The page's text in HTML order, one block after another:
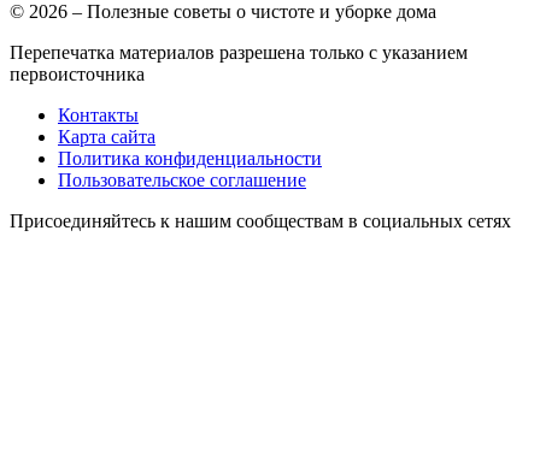
© 2026 – Полезные советы о чистоте и уборке дома
Перепечатка материалов разрешена только с указанием
первоисточника
Контакты
Карта сайта
Политика конфиденциальности
Пользовательское соглашение
Присоединяйтесь к нашим сообществам в социальных сетях